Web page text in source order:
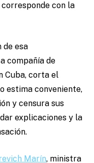
con la
de esa
compañía de
Cuba, corta el
estima conveniente,
y censura sus
explicaciones y la
Marín, ministra